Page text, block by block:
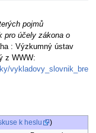
pojmů
pro účely zákona o
: Výzkumný ústav
z WWW:
vykladovy_slovnik_bre
k heslu )